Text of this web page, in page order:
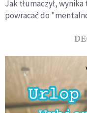
Jak tłumaczył,
powracać do